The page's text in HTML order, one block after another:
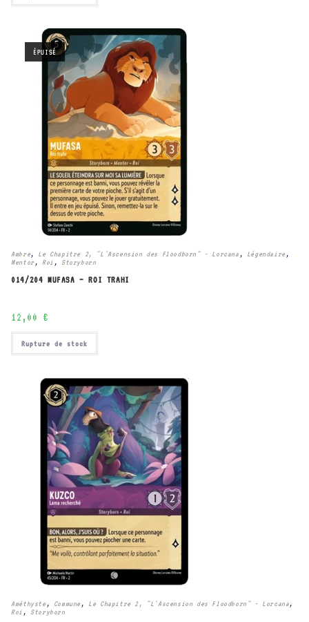
ÉPUISÉ
Ambre, Le Chapitre 2, "L'Ascension des Floodborn" - Lorcana , Légendaire ,
Mentor , Roi , Storyborn
014/204 MUFASA – ROI TRAHI
12,00 €
Rupture de stock
Améthyste , Commune , Le Chapitre 2, "L'Ascension des Floodborn" - Lorcana,
Roi , Storyborn